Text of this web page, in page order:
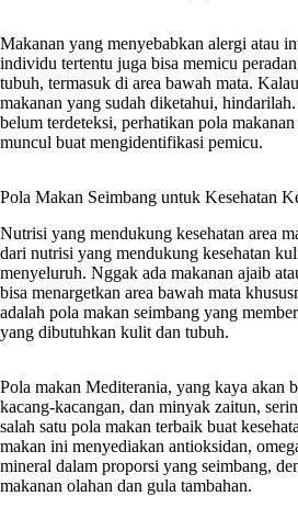
Makanan yang menyebabkan alergi atau
individu tertentu juga bisa memicu
tubuh, termasuk di area bawah mata.
makanan yang sudah diketahui,
belum terdeteksi, perhatikan pola
muncul buat mengidentifikasi pemicu.
Pola Makan Seimbang untuk Kesehatan
Nutrisi yang mendukung kesehatan area
dari nutrisi yang mendukung kesehatan
menyeluruh. Nggak ada makanan ajaib
bisa menargetkan area bawah mata
adalah pola makan seimbang yang
yang dibutuhkan kulit dan tubuh.
Pola makan Mediterania, yang kaya akan
kacang-kacangan, dan minyak zaitun,
salah satu pola makan terbaik buat
makan ini menyediakan antioksidan,
mineral dalam proporsi yang seimbang,
makanan olahan dan gula tambahan.